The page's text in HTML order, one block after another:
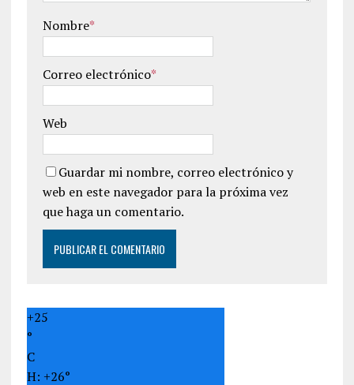
Nombre*
Correo electrónico*
Web
Guardar mi nombre, correo electrónico y
web en este navegador para la próxima vez
que haga un comentario.
+25
°
C
H: +26°